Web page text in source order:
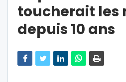
toucherait les
depuis 10 ans